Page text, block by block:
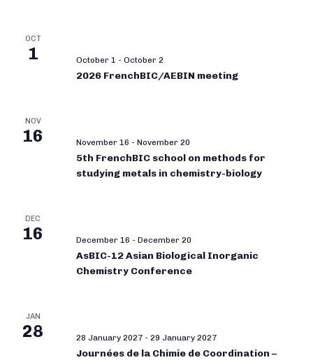
OCT
1 October 1 - October 2
2026 FrenchBIC/AEBIN meeting
NOV
16 November 16 - November 20
5th FrenchBIC school on methods for
studying metals in chemistry-biology
DEC
16 December 16 - December 20
AsBIC-12 Asian Biological Inorganic
Chemistry Conference
JAN
28 28 January 2027 - 29 January 2027
Journées de la Chimie de Coordination –